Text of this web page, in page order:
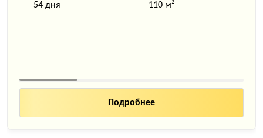
54 дня
110 м²
Подробнее